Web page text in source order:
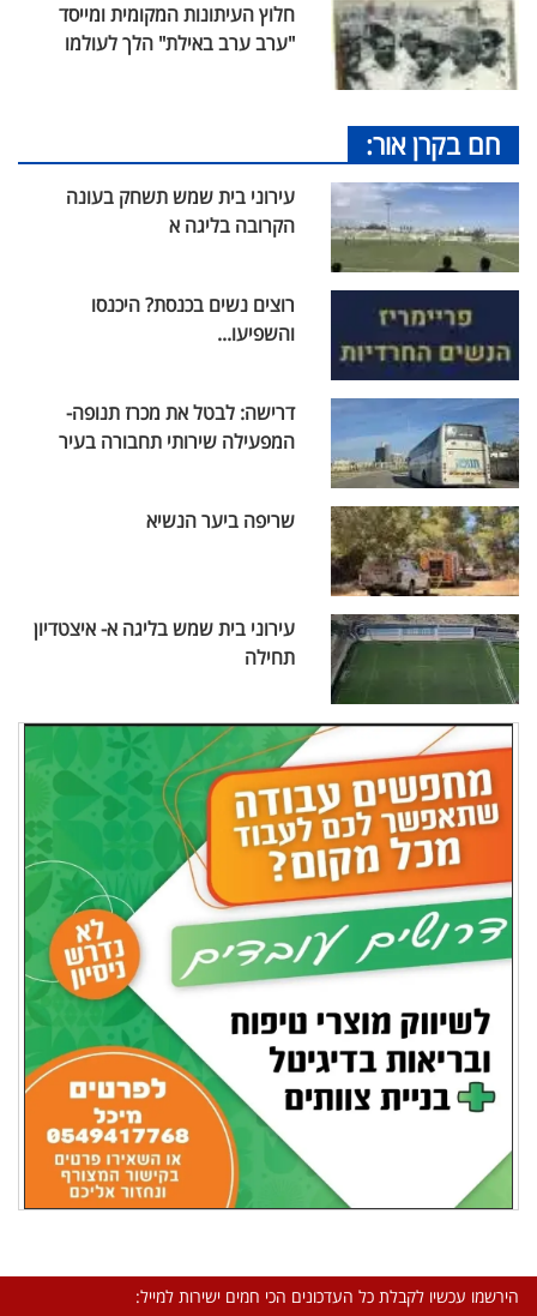
חלוץ העיתונות המקומית ומייסד
"ערב ערב באילת" הלך לעולמו
חם בקרן אור:
עירוני בית שמש תשחק בעונה
הקרובה בליגה א
רוצים נשים בכנסת? היכנסו
והשפיעו...
דרישה: לבטל את מכרז תנופה-
המפעילה שירותי תחבורה בעיר
שריפה ביער הנשיא
עירוני בית שמש בליגה א- איצטדיון
תחילה
הירשמו עכשיו לקבלת כל העדכונים הכי חמים ישירות למייל: